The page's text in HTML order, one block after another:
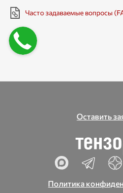
Часто задаваемые вопросы
Оставить
Политика